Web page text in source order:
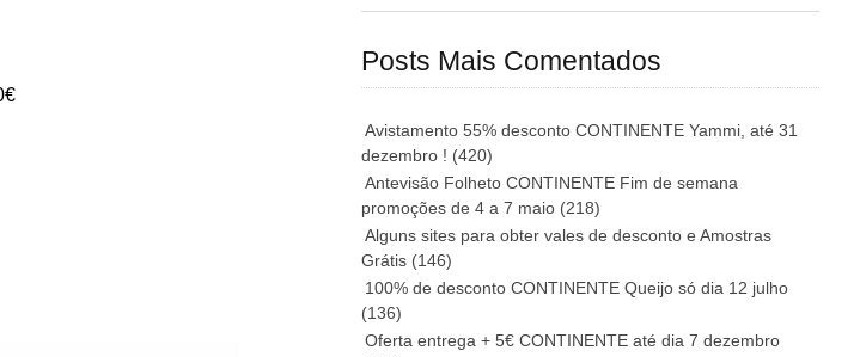
Posts Mais Comentados
Avistamento 55% desconto CONTINENTE Yammi, até 31
dezembro ! (420)
Antevisão Folheto CONTINENTE Fim de semana
promoções de 4 a 7 maio (218)
Alguns sites para obter vales de desconto e Amostras
Grátis (146)
100% de desconto CONTINENTE Queijo só dia 12 julho
(136)
Oferta entrega + 5€ CONTINENTE até dia 7 dezembro